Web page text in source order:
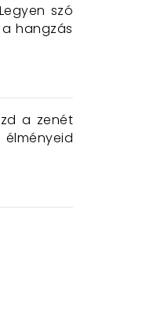
szó
hangzás
a zenét